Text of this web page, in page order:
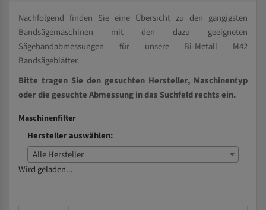
Nachfolgend finden Sie eine Übersicht zu den gängigsten
Bandsägemaschinen mit den dazu geeigneten
Sägebandabmessungen für unsere Bi-Metall M42
Bandsägeblätter.
Bitte tragen Sie den gesuchten Hersteller, Maschinentyp
oder die gesuchte Abmessung in das Suchfeld rechts ein.
Maschinenfilter
Hersteller auswählen:
Alle Hersteller
Wird geladen...